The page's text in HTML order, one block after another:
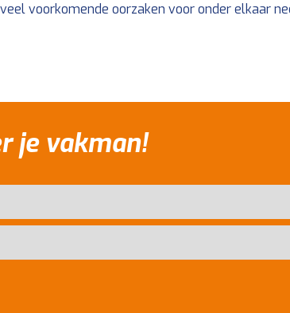
voorkomende oorzaken voor onder elkaar
je vakman!